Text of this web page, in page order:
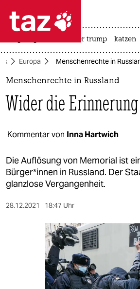
 taz zahl ich
taz zahl ich
politik
öko
gesellschaft
kultur
wahrheit
usa unter trump katzen
Europa Menschenrechte in
Menschenrechte in Russland
Wider die Erinnerung
Kommentar von Inna Hartwich
Die Auflösung von Memorial ist
Bür­ge­r*in­nen in Russland. Der
glanzlose Vergangenheit.
28.12.2021 18:47 Uhr